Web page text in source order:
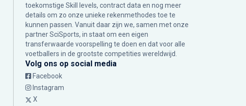
toekomstige Skill levels, contract data en nog meer
details om zo onze unieke rekenmethodes toe te
kunnen passen. Vanuit daar zijn we, samen met onze
partner SciSports, in staat om een eigen
transferwaarde voorspelling te doen en dat voor alle
voetballers in de grootste competities wereldwijd.
Volg ons op social media
Facebook
Instagram
X